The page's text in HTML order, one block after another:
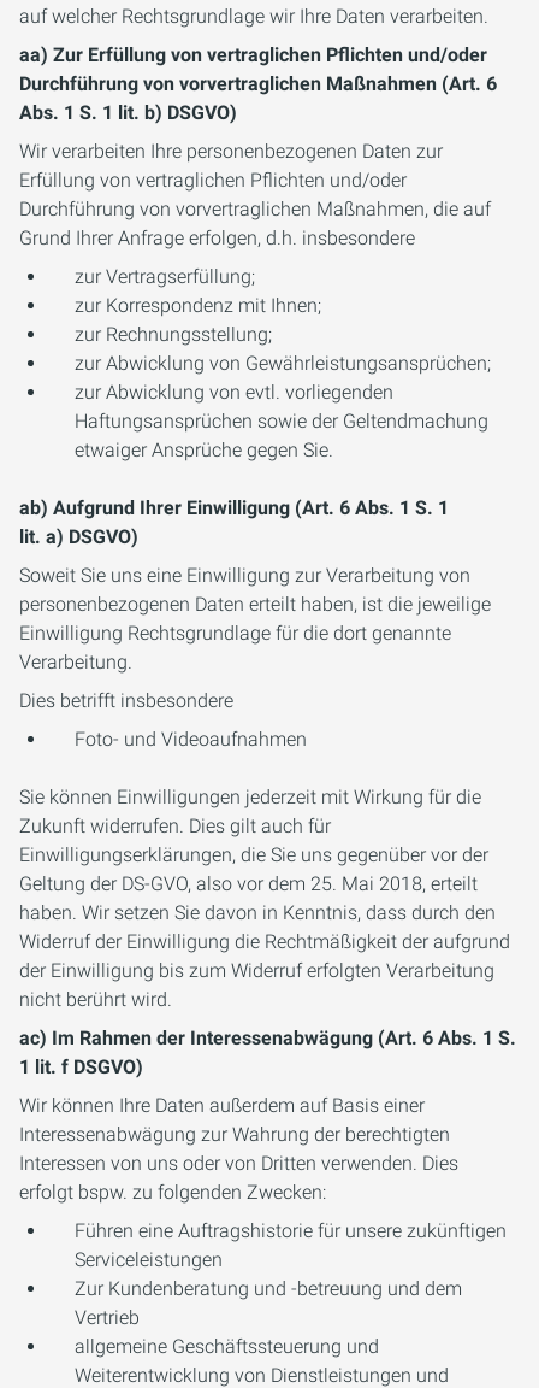
auf welcher Rechtsgrundlage wir Ihre Daten verarbeiten.
aa) Zur Erfüllung von vertraglichen Pflichten und/oder
Durchführung von vorvertraglichen Maßnahmen (Art. 6
Abs. 1 S. 1 lit. b) DSGVO)
Wir verarbeiten Ihre personenbezogenen Daten zur
Erfüllung von vertraglichen Pflichten und/oder
Durchführung von vorvertraglichen Maßnahmen, die auf
Grund Ihrer Anfrage erfolgen, d.h. insbesondere
zur Vertragserfüllung;
zur Korrespondenz mit Ihnen;
zur Rechnungsstellung;
zur Abwicklung von Gewährleistungsansprüchen;
zur Abwicklung von evtl. vorliegenden
Haftungsansprüchen sowie der Geltendmachung
etwaiger Ansprüche gegen Sie.
ab) Aufgrund Ihrer Einwilligung (Art. 6 Abs. 1 S. 1
lit. a) DSGVO)
Soweit Sie uns eine Einwilligung zur Verarbeitung von
personenbezogenen Daten erteilt haben, ist die jeweilige
Einwilligung Rechtsgrundlage für die dort genannte
Verarbeitung.
Dies betrifft insbesondere
Foto- und Videoaufnahmen
Sie können Einwilligungen jederzeit mit Wirkung für die
Zukunft widerrufen. Dies gilt auch für
Einwilligungserklärungen, die Sie uns gegenüber vor der
Geltung der DS-GVO, also vor dem 25. Mai 2018, erteilt
haben. Wir setzen Sie davon in Kenntnis, dass durch den
Widerruf der Einwilligung die Rechtmäßigkeit der aufgrund
der Einwilligung bis zum Widerruf erfolgten Verarbeitung
nicht berührt wird.
ac) Im Rahmen der Interessenabwägung (Art. 6 Abs. 1 S.
1 lit. f DSGVO)
Wir können Ihre Daten außerdem auf Basis einer
Interessenabwägung zur Wahrung der berechtigten
Interessen von uns oder von Dritten verwenden. Dies
erfolgt bspw. zu folgenden Zwecken:
Führen eine Auftragshistorie für unsere zukünftigen
Serviceleistungen
Zur Kundenberatung und -betreuung und dem
Vertrieb
allgemeine Geschäftssteuerung und
Weiterentwicklung von Dienstleistungen und